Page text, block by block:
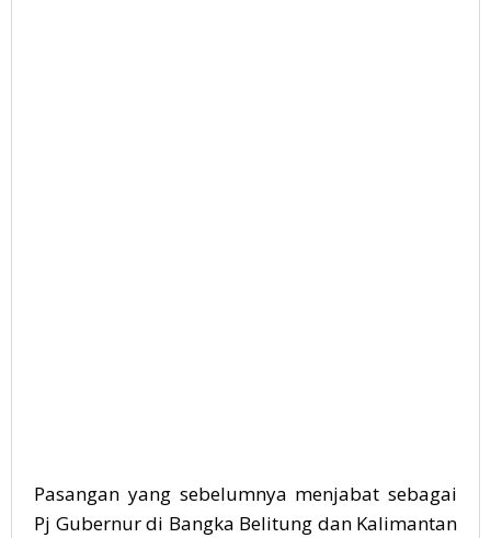
Pasangan yang sebelumnya menjabat sebagai
Pj Gubernur di Bangka Belitung dan Kalimantan